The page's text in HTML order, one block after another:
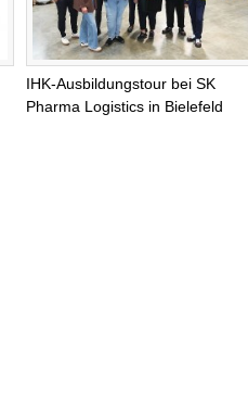
IHK-Ausbildungstour bei SK
Pharma Logistics in Bielefeld